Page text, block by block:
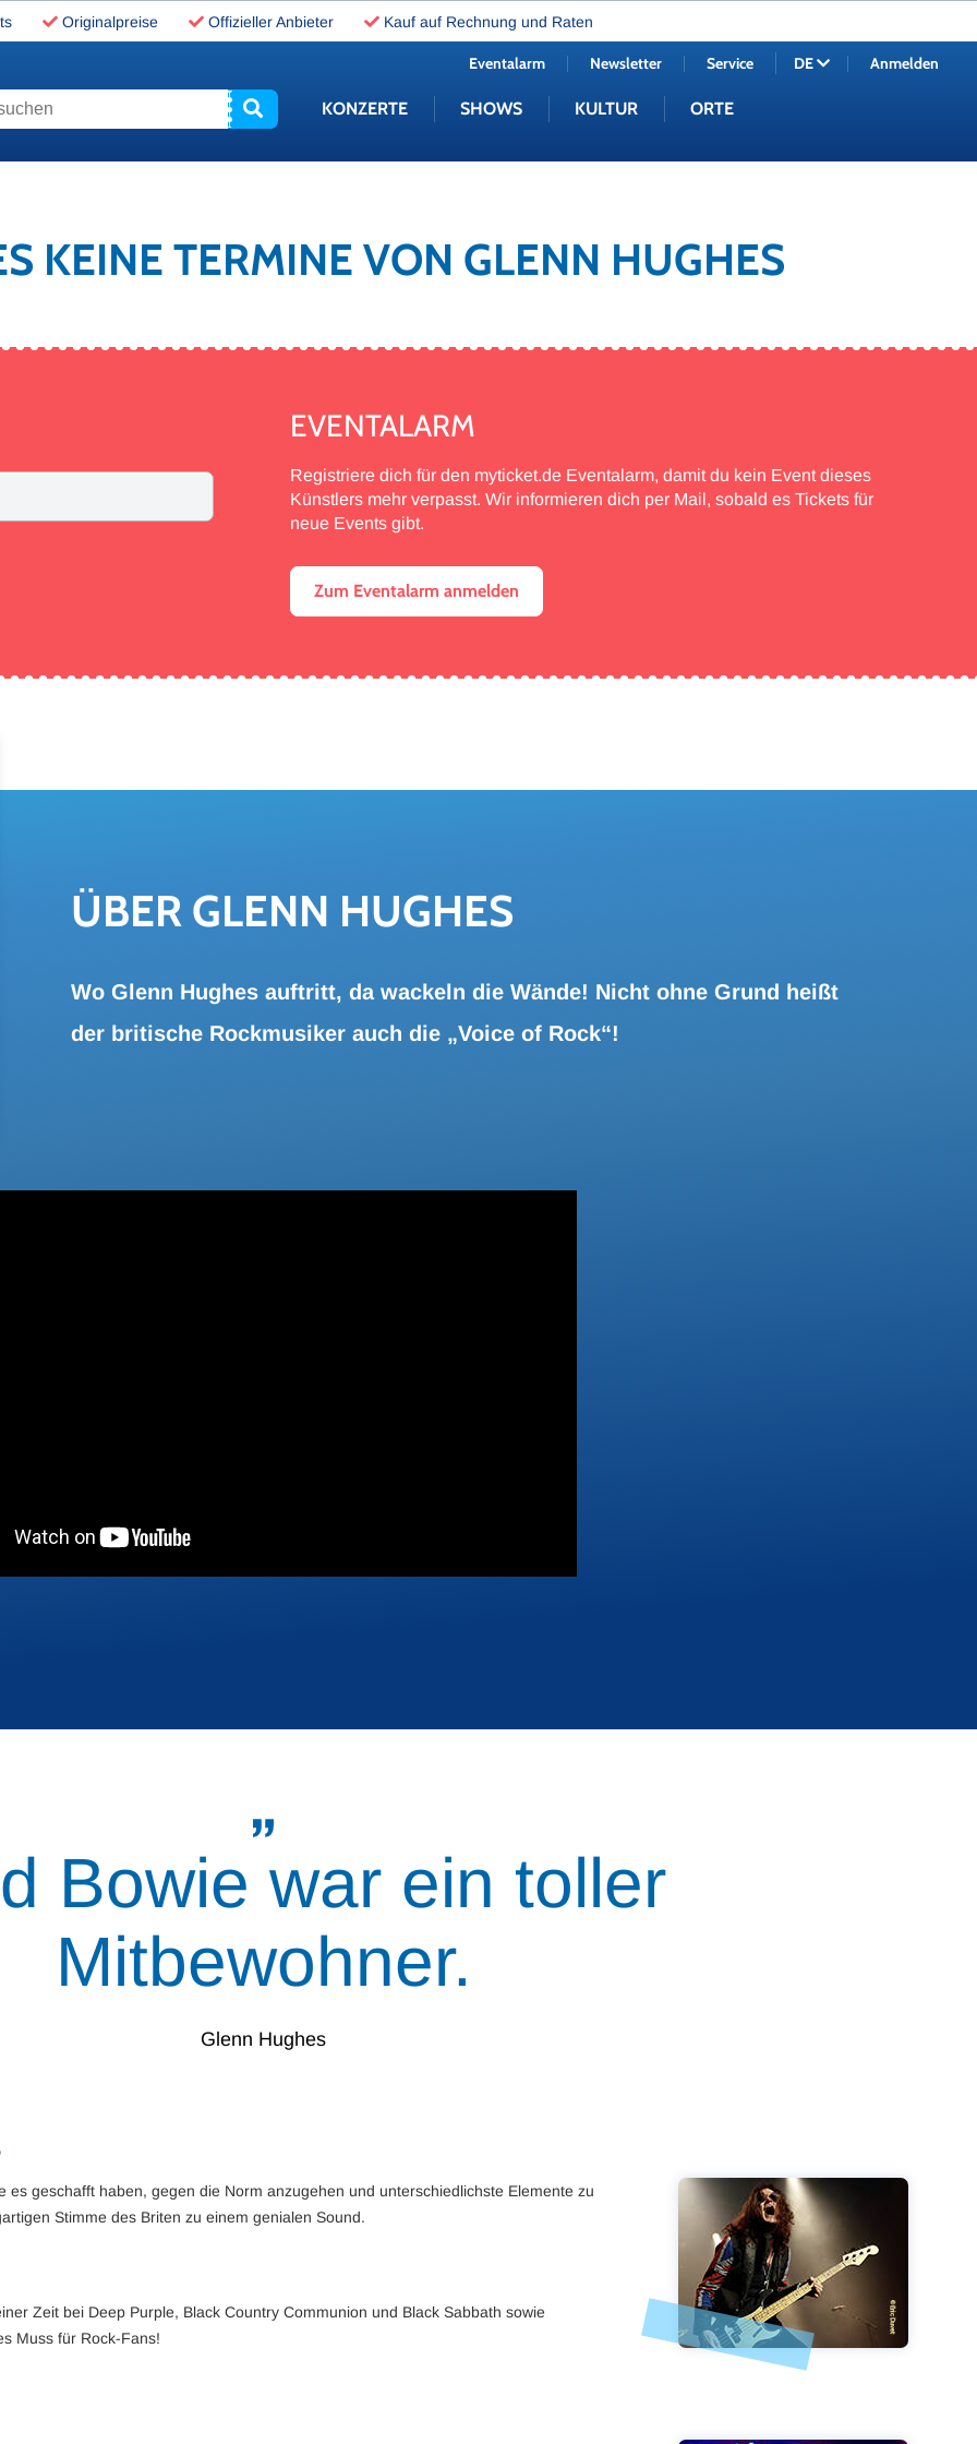
Originalpreise Offizieller Anbieter Kauf auf Rechnung und Raten
KONZERTE SHOWS KULTUR ORTE
Eventalarm Newsletter Service DE Anmelden
KEINE TERMINE VON GLENN HUGHES
EVENTALARM
Registriere dich für den myticket.de Eventalarm, damit du kein Event dieses
Künstlers mehr verpasst. Wir informieren dich per Mail, sobald es Tickets für
neue Events gibt.
Zum Eventalarm anmelden
ÜBER GLENN HUG­HES
Wo Glenn Hughes auftritt, da wackeln die Wände! Nicht ohne Grund heißt
der britische Rockmusiker auch die „Voice of Rock“!
Bowie war ein toller
Mitbewohner.
Glenn Hughes
geschafft haben, gegen die Norm anzugehen und unterschiedlichste Elemente zu
Stimme des Briten zu einem genialen Sound.
Zeit bei Deep Purple, Black Country Communion und Black Sabbath sowie
Muss für Rock-Fans!